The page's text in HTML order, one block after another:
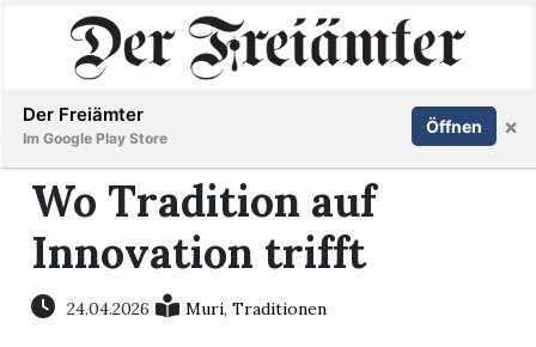
Immobilien
Veranstaltungen
Inserieren Abonnieren Anmelden
Wo Tradition auf
Innovation trifft
24.04.2026 Muri,Traditionen
Der Freiämter
Im Google Play Store
Öffnen ×